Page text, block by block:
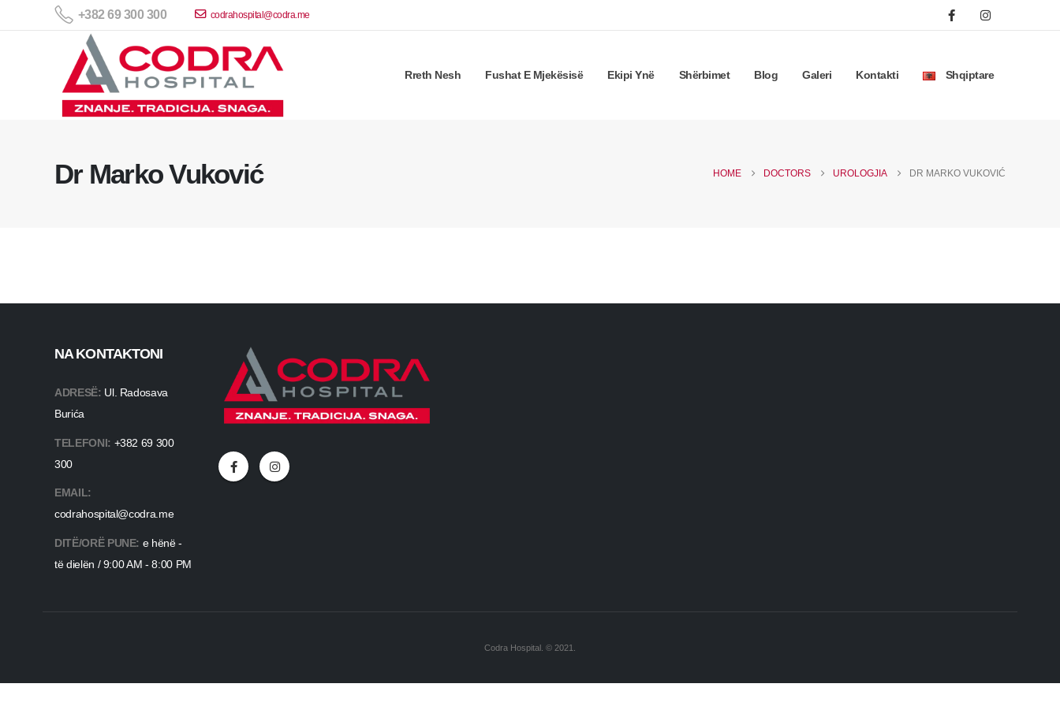
+382 69 300 300 codrahospital@codra.me
Rreth Nesh Fushat E Mjekësisë Ekipi Ynë Shërbimet Blog Galeri Kontakti Shqiptare
Dr Marko Vuković HOME DOCTORS UROLOGJIA DR MARKO VUKOVIĆ
NA KONTAKTONI
ADRESË: Ul. Radosava
Burića
TELEFONI: +382 69 300
300
EMAIL:
codrahospital@codra.me
DITË/ORË PUNE: e hënë -
të dielën / 9:00 AM - 8:00 PM
Codra Hospital. © 2021.